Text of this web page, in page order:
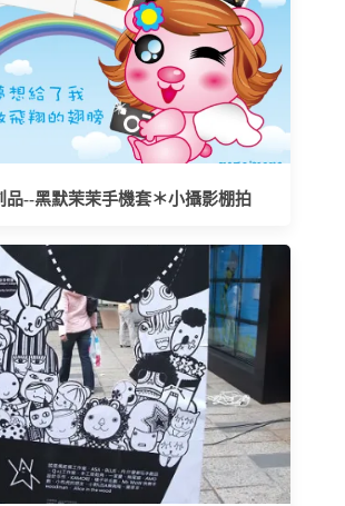
品--黑默茉茉手機套＊小攝影棚拍